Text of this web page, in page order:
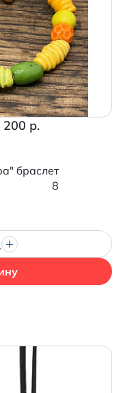
200 р.
браслет
8